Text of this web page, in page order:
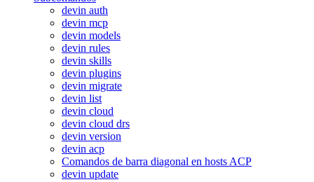
devin auth
devin mcp
devin models
devin rules
devin skills
devin plugins
devin migrate
devin list
devin cloud
devin cloud drs
devin version
devin acp
Comandos de barra diagonal en hosts ACP
devin update